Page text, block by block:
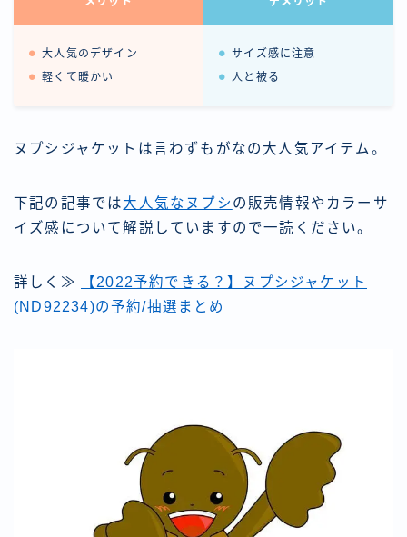
大人気のデザイン
軽くて暖かい
サイズ感に注意
人と被る
ヌプシジャケットは言わずもがなの大人気アイテム。
下記の記事では大人気なヌプシ の販売情報やカラーサ
イズ感について解説していますので一読ください。
詳しく≫
【2022予約できる？】ヌプシジャケット
(ND92234)の予約/抽選まとめ